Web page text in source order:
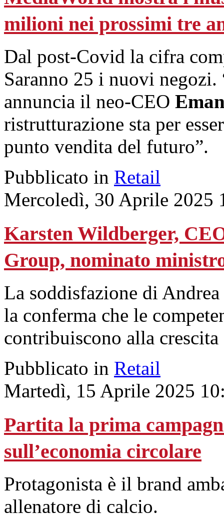
milioni nei prossimi tre
Dal post-Covid la cifra
Saranno 25 i nuovi
annuncia il neo-CEO
ristrutturazione sta per
punto vendita del futuro”.
Pubblicato in Retail
Mercoledì, 30 Aprile 2025
Karsten Wildberger,
Group, nominato
La soddisfazione di
la conferma che le
contribuiscono alla
Pubblicato in Retail
Martedì, 15 Aprile 2025
Partita la prima
sull’economia circolare
Protagonista è il brand
allenatore di calcio.